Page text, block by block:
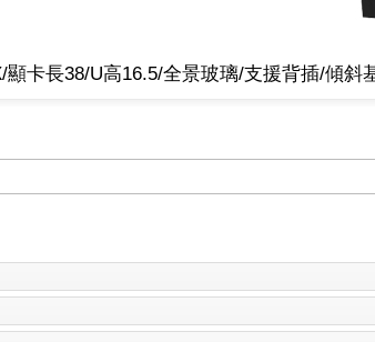
顯卡長38/U高16.5/全景玻璃/支援背插/傾斜